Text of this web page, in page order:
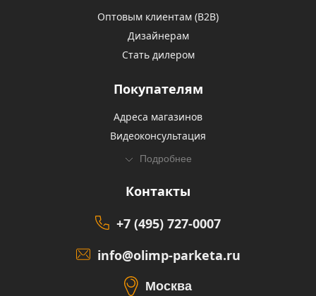
Оптовым клиентам (В2В)
Дизайнерам
Стать дилером
Покупателям
Адреса магазинов
Видеоконсультация
Подробнее
Контакты
+7 (495) 727-0007
info@olimp-parketa.ru
Москва